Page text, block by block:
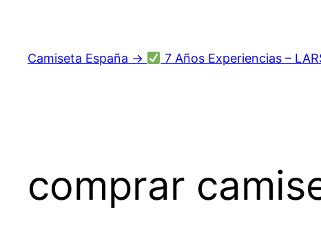
contenido
Camiseta España → 7 Años Experiencias –
comprar